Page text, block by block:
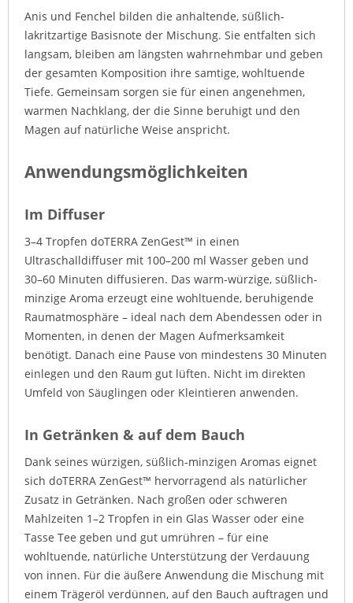
Anis und Fenchel bilden die anhaltende, süßlich-
lakritzartige Basisnote der Mischung. Sie entfalten sich
langsam, bleiben am längsten wahrnehmbar und geben
der gesamten Komposition ihre samtige, wohltuende
Tiefe. Gemeinsam sorgen sie für einen angenehmen,
warmen Nachklang, der die Sinne beruhigt und den
Magen auf natürliche Weise anspricht.
Anwendungsmöglichkeiten
Im Diffuser
3–4 Tropfen doTERRA ZenGest™ in einen
Ultraschalldiffuser mit 100–200 ml Wasser geben und
30–60 Minuten diffusieren. Das warm-würzige, süßlich-
minzige Aroma erzeugt eine wohltuende, beruhigende
Raumatmosphäre – ideal nach dem Abendessen oder in
Momenten, in denen der Magen Aufmerksamkeit
benötigt. Danach eine Pause von mindestens 30 Minuten
einlegen und den Raum gut lüften. Nicht im direkten
Umfeld von Säuglingen oder Kleintieren anwenden.
In Getränken & auf dem Bauch
Dank seines würzigen, süßlich-minzigen Aromas eignet
sich doTERRA ZenGest™ hervorragend als natürlicher
Zusatz in Getränken. Nach großen oder schweren
Mahlzeiten 1–2 Tropfen in ein Glas Wasser oder eine
Tasse Tee geben und gut umrühren – für eine
wohltuende, natürliche Unterstützung der Verdauung
von innen. Für die äußere Anwendung die Mischung mit
einem Trägeröl verdünnen, auf den Bauch auftragen und